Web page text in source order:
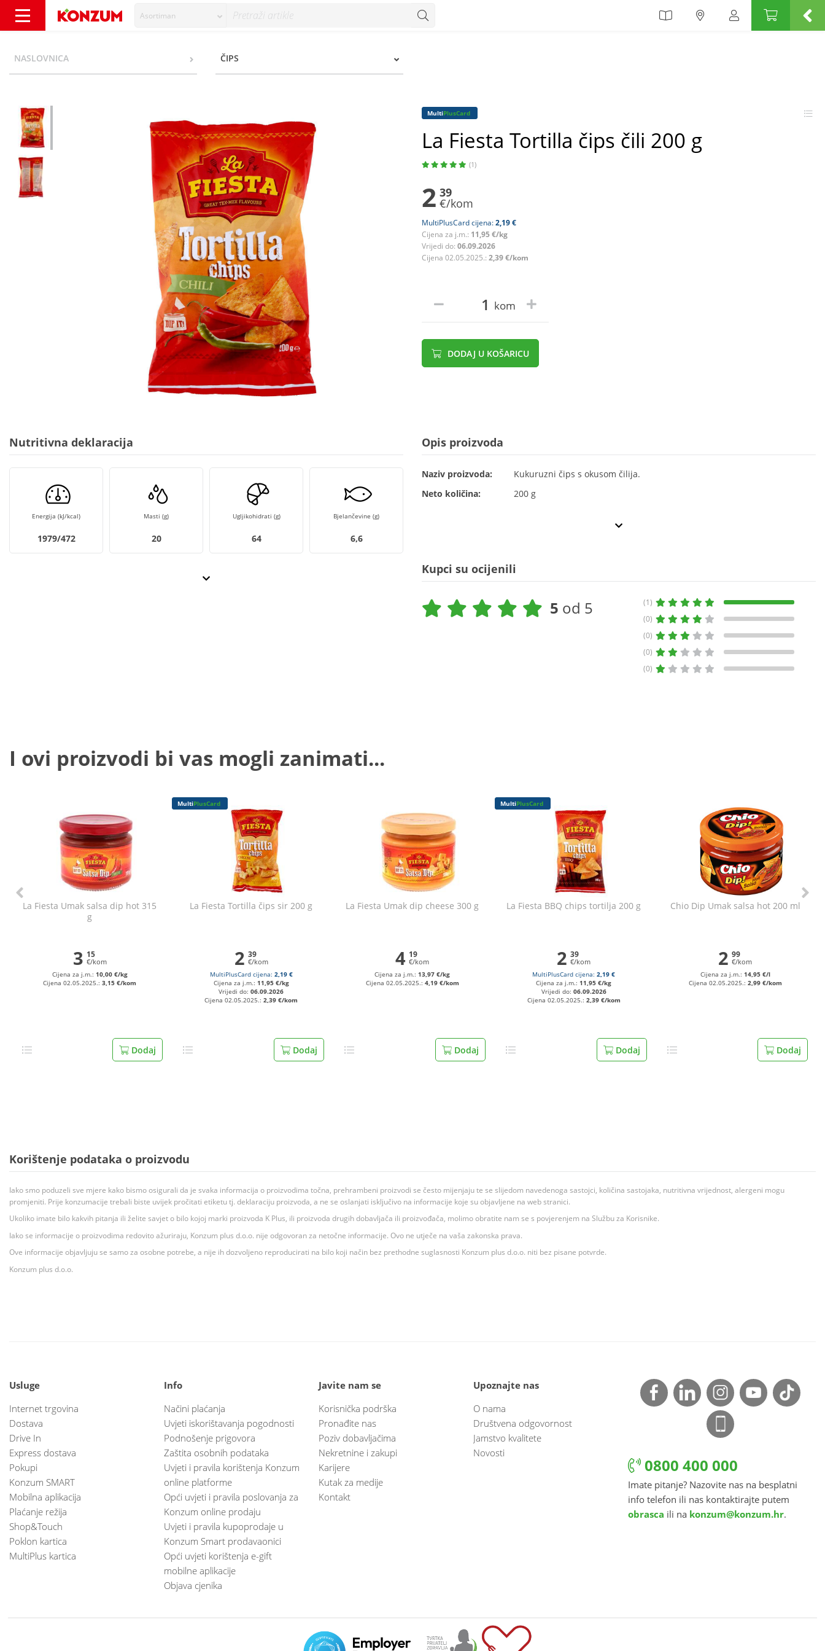
Asortiman
NASLOVNICA ČIPS
MultiPlusCard
La Fiesta Tortilla čips čili 200 g
(1)
2 39
€/kom
MultiPlusCard cijena:2,19 €
Cijena za j.m.: 11,95 €/kg
Vrijedi do: 06.09.2026
Cijena 02.05.2025.: 2,39 €/kom
kom
DODAJ U KOŠARICU
Nutritivna deklaracija
Energija (kJ/kcal)
1979/472
Masti (g)
20
Ugljikohidrati (g)
64
Bjelančevine (g)
6,6
Opis proizvoda
Naziv proizvoda:
Kukuruzni čips s okusom čilija.
Neto količina:
200 g
Kupci su ocijenili
5 od 5
(1)
(0)
(0)
(0)
(0)
I ovi proizvodi bi vas mogli zanimati...
La Fiesta Umak salsa dip hot 315
g
3 15
€/kom
Cijena za j.m.: 10,00 €/kg
Cijena 02.05.2025.:3,15 €/kom
Dodaj
MultiPlusCard
La Fiesta Tortilla čips sir 200 g
2 39
€/kom
MultiPlusCard cijena: 2,19 €
Cijena za j.m.: 11,95 €/kg
Vrijedi do:06.09.2026
Cijena 02.05.2025.:2,39 €/kom
Dodaj
La Fiesta Umak dip cheese 300 g
4 19
€/kom
Cijena za j.m.:13,97 €/kg
Cijena 02.05.2025.: 4,19 €/kom
Dodaj
MultiPlusCard
La Fiesta BBQ chips tortilja 200 g
2 39
€/kom
MultiPlusCard cijena:2,19 €
Cijena za j.m.:11,95 €/kg
Vrijedi do: 06.09.2026
Cijena 02.05.2025.: 2,39 €/kom
Dodaj
Chio Dip Umak salsa hot 200 ml
2 99
€/kom
Cijena za j.m.: 14,95 €/l
Cijena 02.05.2025.: 2,99 €/kom
Dodaj
Korištenje podataka o proizvodu
Iako smo poduzeli sve mjere kako bismo osigurali da je svaka informacija o proizvodima točna, prehrambeni proizvodi se često mijenjaju te se slijedom navedenoga sastojci, količina sastojaka, nutritivna vrijednost, alergeni mogu
promjeniti. Prije konzumacije trebali biste uvijek pročitati etiketu tj. deklaraciju proizvoda, a ne se oslanjati isključivo na informacije koje su objavljene na web stranici.
Ukoliko imate bilo kakvih pitanja ili želite savjet o bilo kojoj marki proizvoda K Plus, ili proizvoda drugih dobavljača ili proizvođača, molimo obratite nam se s povjerenjem na Službu za Korisnike.
Iako se informacije o proizvodima redovito ažuriraju, Konzum plus d.o.o. nije odgovoran za netočne informacije. Ovo ne utječe na vaša zakonska prava.
Ove informacije objavljuju se samo za osobne potrebe, a nije ih dozvoljeno reproducirati na bilo koji način bez prethodne suglasnosti Konzum plus d.o.o. niti bez pisane potvrde.
Konzum plus d.o.o.
Usluge
Internet trgovina
Dostava
Drive In
Express dostava
Pokupi
Konzum SMART
Mobilna aplikacija
Plaćanje režija
Shop&Touch
Poklon kartica
MultiPlus kartica
Info
Načini plaćanja
Uvjeti iskorištavanja pogodnosti
Podnošenje prigovora
Zaštita osobnih podataka
Uvjeti i pravila korištenja Konzum
online platforme
Opći uvjeti i pravila poslovanja za
Konzum online prodaju
Uvjeti i pravila kupoprodaje u
Konzum Smart prodavaonici
Opći uvjeti korištenja e-gift
mobilne aplikacije
Objava cjenika
Javite nam se
Korisnička podrška
Pronađite nas
Poziv dobavljačima
Nekretnine i zakupi
Karijere
Kutak za medije
Kontakt
Upoznajte nas
O nama
Društvena odgovornost
Jamstvo kvalitete
Novosti
0800 400 000
Imate pitanje? Nazovite nas na besplatni
info telefon ili nas kontaktirajte putem
obrasca ili na konzum@konzum.hr.